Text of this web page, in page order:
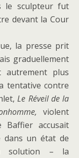
le sculpteur fut
devant la Cour
la presse prit
graduellement
autrement plus
tentative contre
Le Réveil de la
violent
accusait
dans un état de
solution – la